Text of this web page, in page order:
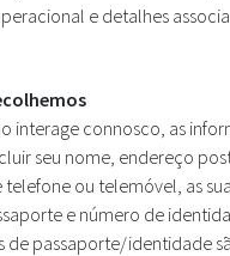
e detalhes
interage connosco, as
seu nome, endereço
ou telemóvel, as
e número de
de passaporte/identidade